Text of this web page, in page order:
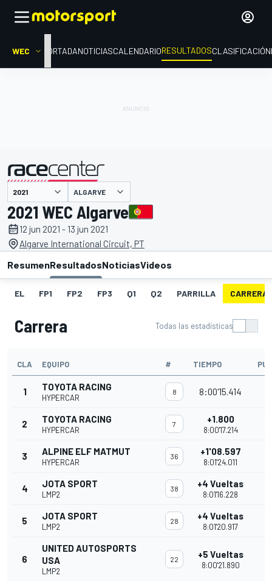
WEC PORTADANOTICIASCALENDARIORESULTADOSCLASIFICACIÓN
presentado por ALGARVE
2021 WEC Algarve
12 jun 2021 - 13 jun 2021
Algarve International Circuit, PT
ResumenResultadosNoticiasVideos
EL FP1 FP2 FP3 Q1 Q2 PARRILLA CARRERA
Carrera Todas las estadísticas
CLA EQUIPO # TIEMPO
1 TOYOTA RACING
HYPERCAR
8 8:00'15.414
2 TOYOTA RACING
HYPERCAR
7 +1.800
8:00'17.214
3 ALPINE ELF MATMUT
HYPERCAR
36 +1'08.597
8:01'24.011
4 JOTA SPORT
LMP2
38 +4 Vueltas
8:01'16.228
5 JOTA SPORT
LMP2
28 +4 Vueltas
8:01'20.917
6
UNITED AUTOSPORTS
USA
LMP2
22 +5 Vueltas
8:00'21.890